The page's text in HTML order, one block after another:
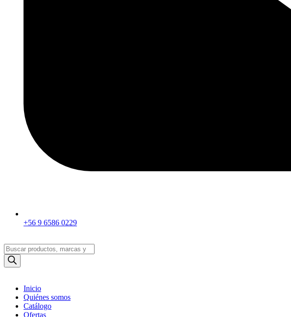
+56 9 6586 0229
Búsqueda
de
productos
Inicio
Quiénes somos
Catálogo
Ofertas